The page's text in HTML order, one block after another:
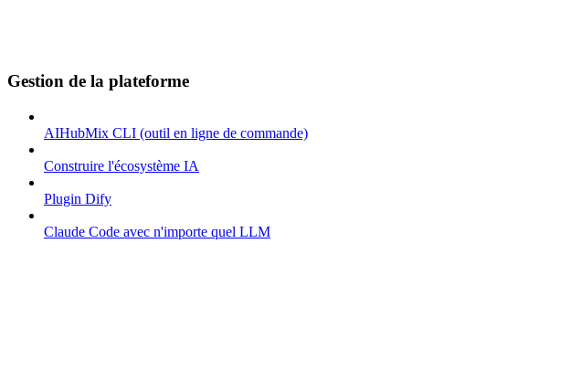
Gestion de la plateforme
AIHubMix CLI (outil en ligne de commande)
Construire l'écosystème IA
Plugin Dify
Claude Code avec n'importe quel LLM